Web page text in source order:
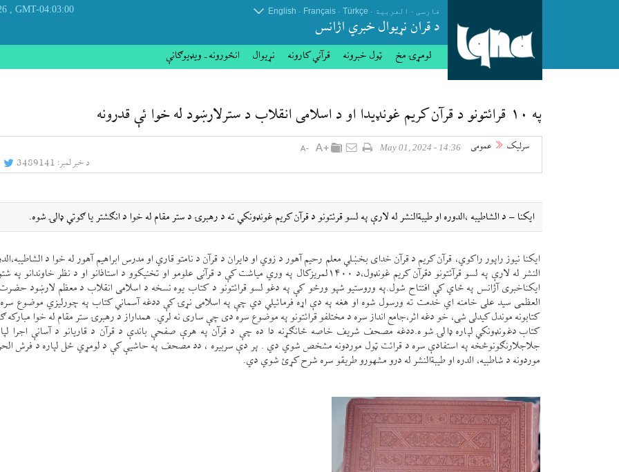
GMT-04:03:00
, Thursday 06 August 2026 فارسی . العربیة .
Türkçe
.
Français
.
English
د قران نړيوال خبري اژانس
لومړۍ مخ ټول خبرونه قرآني کارونه نړيوال انځورونه ـ ویډیوګانې
په ۱۰ قرائتونو د قرآن کریم غونډیدا او د اسلامی انقلاب د سترلارښود له خوا ئې قدرونه
سرلیک عمومی 14:36 - May 01, 2024
د خبر لمبر: 3489141
ایکنا – د الشاطیبه ،الدوره او طیبةالنشر له لارې په لسو قرئتونو د قرآن کریم غونډونکي ته د رهبرۍ د ستر مقام له خوا د انګشتر یا ګوتي ډالۍ شوه.
ایکنا نیوز راپور راکوي، قرآن کریم د قرآن خدای بخښلي معلم رحیم آهور د زوي او دایران د قرآن د نامتو قاري او مدرس ابراهیم آهور له خوا د
النشر له لارې په لسو قرآئتونو دقرآن کریم غونډول،د ۱۴۰۰لمریزکال په وري میاشت کې د قرآنی علومو او تخنیکوو د استاذانو او د نظر
ایکناخبری آژانس په ځاي کې افتتاح شول.په وروستیو شپو ورځو کې په دغو لسو قرائتونو د کتاب یوه نسخه د اسلامی انقلاب د معظم لارښود حضرت
العظمی سید علی خامنه اي خدمت ته ورسول شوه او هغه په دې اړه فرمائيلي دي چې په اسلامی نړۍ کې ددغه آسماني کتاب په چورلیزي موضوع سره
کتابونه موندل کیدلی شی، خو دغه اثر،جامع انداز سره د مختلفو قرائتونو په موضوع سره دی چې ساری نه لري. همداراز د رهبرۍ ستر مقام له خوا مبارکه
کتاب دغونډونکي لپاره ډالۍ شوه.ددغه مصحف شریف خاصه ځانګړنه دا ده چې د قرآن په هرې صفحې باندې د قرآن د قاریانو د آسانې اجرا
جلاجلارنګونوڅخه په استفادې سره د قرائت ټول موردونه مشخص شوي دي . پر دې سربیره ، دد مصحف په حاشیې کې د لومړي ځل لپاره د فرش
موردونه د شاطبیه، الدره او طیبةالنشر له درو مشهورو طریقو سره شرح کړئ شوي دي.